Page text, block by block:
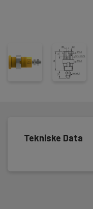
Tekniske Data